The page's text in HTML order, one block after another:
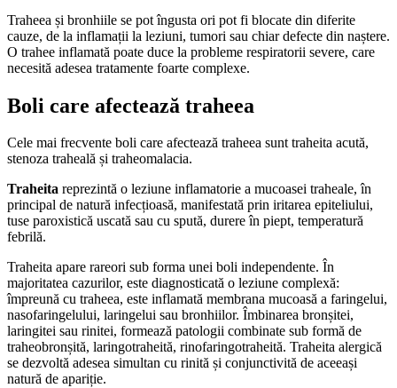
Traheea și bronhiile se pot îngusta ori pot fi blocate din diferite
cauze, de la inflamații la leziuni, tumori sau chiar defecte din naștere.
O trahee inflamată poate duce la probleme respiratorii severe, care
necesită adesea tratamente foarte complexe.
Boli care afectează traheea
Cele mai frecvente boli care afectează traheea sunt traheita acută,
stenoza traheală și traheomalacia.
Traheita reprezintă o leziune inflamatorie a mucoasei traheale, în
principal de natură infecțioasă, manifestată prin iritarea epiteliului,
tuse paroxistică uscată sau cu spută, durere în piept, temperatură
febrilă.
Traheita apare rareori sub forma unei boli independente. În
majoritatea cazurilor, este diagnosticată o leziune complexă:
împreună cu traheea, este inflamată membrana mucoasă a faringelui,
nasofaringelului, laringelui sau bronhiilor. Îmbinarea bronșitei,
laringitei sau rinitei, formează patologii combinate sub formă de
traheobronșită, laringotraheită, rinofaringotraheită. Traheita alergică
se dezvoltă adesea simultan cu rinită și conjunctivită de aceeași
natură de apariție.